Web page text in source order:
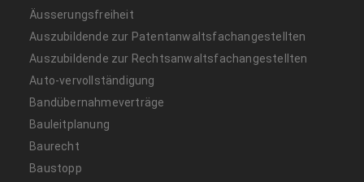
Äusserungsfreiheit
Auszubildende zur Patentanwaltsfachangestellten
Auszubildende zur Rechtsanwaltsfachangestellten
Auto-vervollständigung
Bandübernahmeverträge
Bauleitplanung
Baurecht
Baustopp